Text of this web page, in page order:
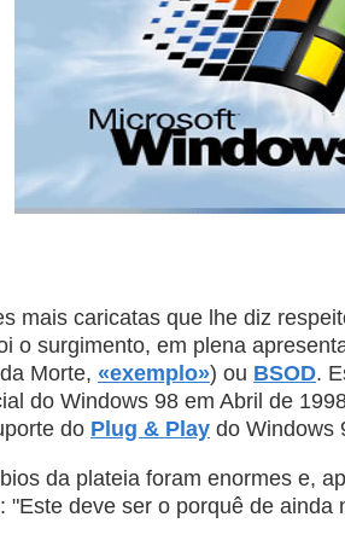
mais caricatas que lhe diz
o surgimento, em plena
Morte, «exemplo») ou BSOD.
do Windows 98 em Abril de
do Plug & Play do Windows
da plateia foram enormes e,
"Este deve ser o porquê de ainda